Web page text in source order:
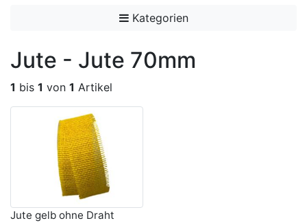
Kategorien
Jute - Jute 70mm
1 bis 1 von 1 Artikel
Jute gelb ohne Draht